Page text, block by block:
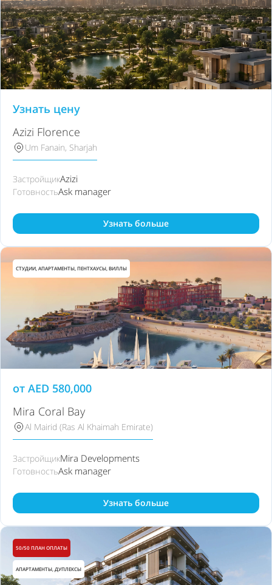
Узнать цену
Azizi Florence
Um Fanain, Sharjah
ЗастройщикAzizi
ГотовностьAsk manager
Узнать больше
СТУДИИ, АПАРТАМЕНТЫ, ПЕНТХАУСЫ, ВИЛЛЫ
от AED 580,000
Mira Coral Bay
Al Mairid (Ras Al Khaimah Emirate)
ЗастройщикMira Developments
ГотовностьAsk manager
Узнать больше
50/50 ПЛАН ОПЛАТЫ
АПАРТАМЕНТЫ, ДУПЛЕКСЫ